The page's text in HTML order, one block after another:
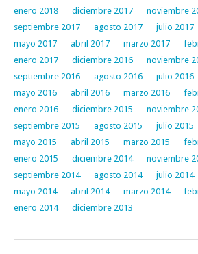
enero 2018
diciembre 2017 noviembre
septiembre 2017
agosto 2017 julio 2017
mayo 2017
abril 2017 marzo 2017
enero 2017
diciembre 2016 noviembre
septiembre 2016
agosto 2016 julio 2016
mayo 2016
abril 2016 marzo 2016
enero 2016
diciembre 2015 noviembre
septiembre 2015
agosto 2015 julio 2015
mayo 2015
abril 2015 marzo 2015
enero 2015
diciembre 2014 noviembre
septiembre 2014
agosto 2014 julio 2014
mayo 2014
abril 2014 marzo 2014
enero 2014
diciembre 2013